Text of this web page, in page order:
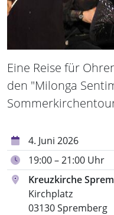
Eine Reise für
den "Milonga
4. Juni 2026
19:00 – 21:00 Uhr
Kreuzkirche
Kirchplatz
03130 Spremberg